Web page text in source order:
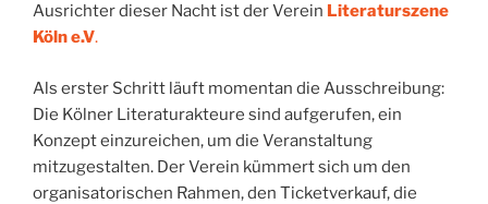
Ausrichter dieser Nacht ist der Verein Literaturszene
Köln e.V.
Als erster Schritt läuft momentan die Ausschreibung:
Die Kölner Literaturakteure sind aufgerufen, ein
Konzept einzureichen, um die Veranstaltung
mitzugestalten. Der Verein kümmert sich um den
organisatorischen Rahmen, den Ticketverkauf, die